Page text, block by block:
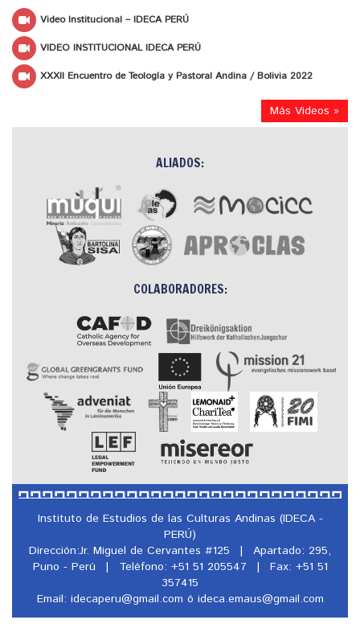
Video Institucional – IDECA PERÚ
VIDEO INSTITUCIONAL IDECA PERÚ
XXXII Encuentro de Teología y Pastoral Andina / Bolivia 2022
Más Videos »
ALIADOS:
COLABORADORES:
Instituto de Estudios de las Culturas Andinas (IDECA -
PERÚ)
Dirección:Jr. Miguel de Cervantes #125
|
Apartado: 295,
Puno - Perú
| Teléfono: +51 51 205547 |
Fax: +51 51
357415
Email: idecaperu@gmail.com ó ideca.emaus@gmail.com